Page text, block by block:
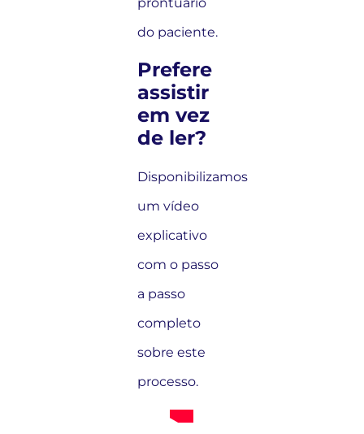
do paciente.
Prefere
assistir
em vez
de ler?
Disponibilizamos
um vídeo
explicativo
com o passo
a passo
completo
sobre este
processo.